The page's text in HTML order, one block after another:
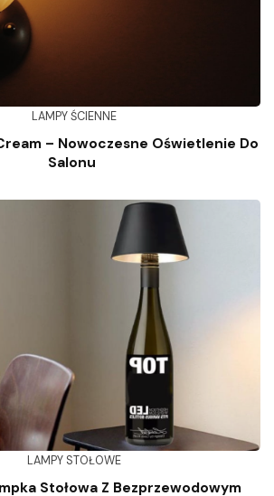
LAMPY ŚCIENNE
– Nowoczesne Oświetlenie Do
Salonu
LAMPY STOŁOWE
Stołowa Z Bezprzewodowym